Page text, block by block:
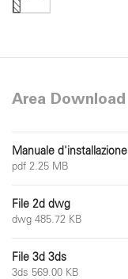
Area Download
Manuale d'installazione
pdf 2.25 MB
File 2d dwg
dwg 485.72 KB
File 3d 3ds
3ds 569.00 KB